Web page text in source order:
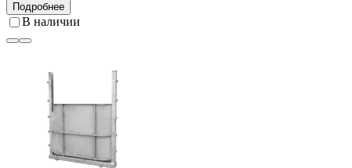
Подробнее
В наличии